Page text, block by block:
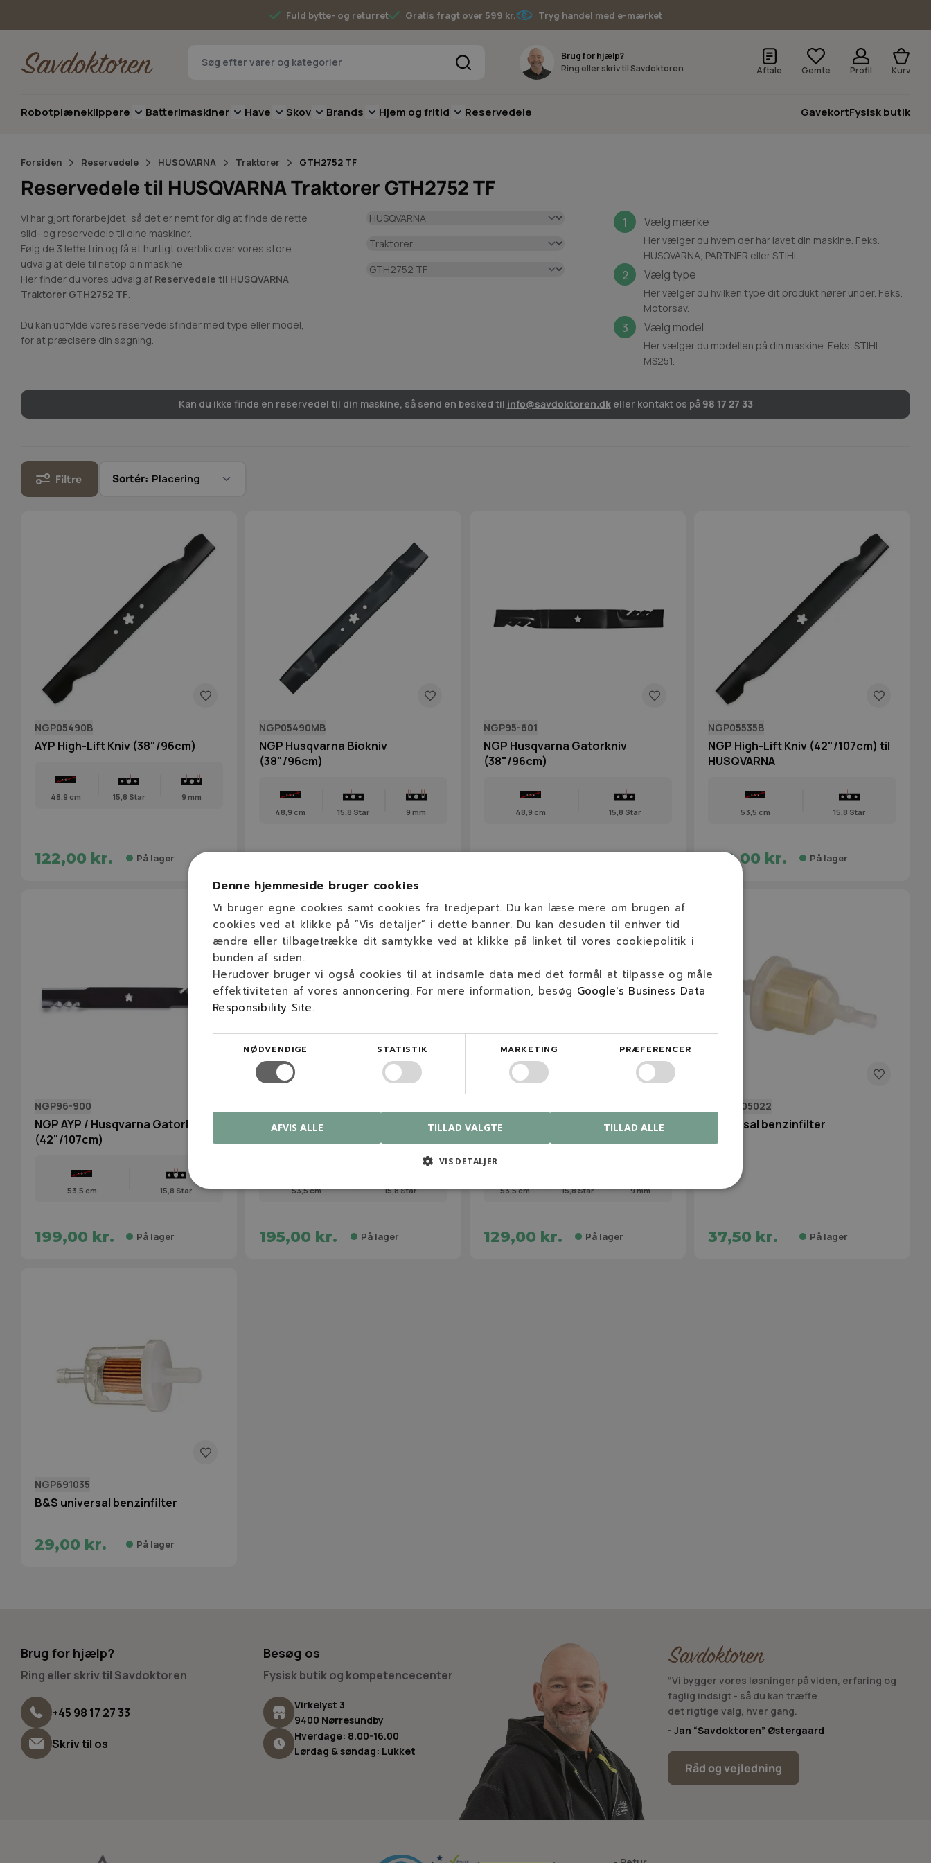
Fuld bytte- og returret Gratis fragt over 599 kr. Tryg handel med e-mærket
Brug for hjælp?
Ring eller skriv til Savdoktoren
Aftale Gemte Profil Kurv
Robotplæneklippere Toggle submenu for Robotplæneklippere
Batterimaskiner Toggle submenu for Batterimaskiner
Have Toggle submenu for Have
Skov Toggle submenu for Skov
Brands Toggle submenu for Brands
Hjem og fritid Toggle submenu for Hjem og fritid
Reservedele GavekortFysisk butik
Forsiden Reservedele HUSQVARNA Traktorer GTH2752 TF
Reservedele til HUSQVARNA Traktorer GTH2752 TF
Vi har gjort forarbejdet, så det er nemt for dig at finde de rette
slid- og reservedele til dine maskiner.
Følg de 3 lette trin og få et hurtigt overblik over vores store
udvalg at dele til netop din maskine.
Her finder du vores udvalg af Reservedele til HUSQVARNA
Traktorer GTH2752 TF.
Du kan udfylde vores reservedelsfinder med type eller model,
for at præcisere din søgning.
1 Vælg mærke
Her vælger du hvem der har lavet din maskine. F.eks.
HUSQVARNA, PARTNER eller STIHL.
2 Vælg type
Her vælger du hvilken type dit produkt hører under. F.eks.
Motorsav.
3 Vælg model
Her vælger du modellen på din maskine. F.eks. STIHL
MS251.
Kan du ikke finde en reservedel til din maskine, så send en besked til info@savdoktoren.dkeller kontakt os på 98 17 27 33
Filtre Sortér:
NGP05490B
AYP High-Lift Kniv (38"/96cm)
48,9 cm 15,8 Star 9 mm
122,00 kr. På lager
NGP05490MB
NGP Husqvarna Biokniv
(38"/96cm)
48,9 cm 15,8 Star 9 mm
NGP95-601
NGP Husqvarna Gatorkniv
(38"/96cm)
48,9 cm 15,8 Star
NGP05535B
NGP High-Lift Kniv (42"/107cm) til
HUSQVARNA
53,5 cm 15,8 Star
129,00 kr. På lager
NGP96-900
NGP AYP / Husqvarna Gatorkniv
(42"/107cm)
53,5 cm 15,8 Star
199,00 kr. På lager
HUSQVARNA High-Lift Kniv
53,5 cm 15,8 Star
195,00 kr. På lager
NGP Husqvarna Biokniv
(42"/107cm)
53,5 cm 15,8 Star 9 mm
129,00 kr. På lager
NGP2505022
Universal benzinfilter
37,50 kr. På lager
NGP691035
B&S universal benzinfilter
29,00 kr. På lager
Brug for hjælp?
Ring eller skriv til Savdoktoren
+45 98 17 27 33
Skriv til os
Besøg os
Fysisk butik og kompetencecenter
Virkelyst 3
9400 Nørresundby
Hverdage: 8.00-16.00
Lørdag & søndag: Lukket
“Vi bygger vores løsninger på viden, erfaring og
faglig indsigt - så du kan træffe
det rigtige valg, hver gang.
- Jan “Savdoktoren” Østergaard
Råd og vejledning
Denne hjemmeside bruger cookies
Vi bruger egne cookies samt cookies fra tredjepart. Du kan læse mere om brugen af
cookies ved at klikke på ”Vis detaljer” i dette banner. Du kan desuden til enhver tid
ændre eller tilbagetrække dit samtykke ved at klikke på linket til vores cookiepolitik i
bunden af siden.
Herudover bruger vi også cookies til at indsamle data med det formål at tilpasse og måle
effektiviteten af vores annoncering. For mere information, besøg Google's Business Data
Responsibility Site.
NØDVENDIGE STATISTIK MARKETING PRÆFERENCER
TILLAD VALGTE TILLAD ALLE
AFVIS ALLE
VIS DETALJER